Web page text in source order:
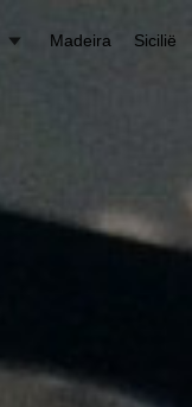
Madeira Sicilië